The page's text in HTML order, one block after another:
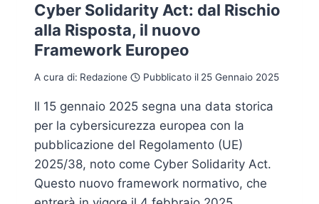
Cyber Solidarity Act: dal Rischio
alla Risposta, il nuovo
Framework Europeo
A cura di: Redazione Pubblicato il 25 Gennaio 2025
Il 15 gennaio 2025 segna una data storica
per la cybersicurezza europea con la
pubblicazione del Regolamento (UE)
2025/38, noto come Cyber Solidarity Act.
Questo nuovo framework normativo, che